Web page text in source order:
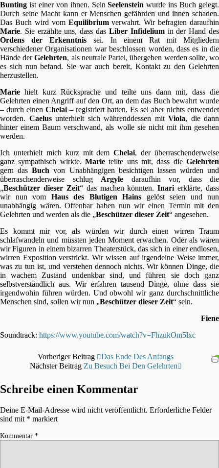
Bunting ist einer von ihnen. SeinSeelenstein wurde ins Buch gelegt.
Durch seine Macht kann er Menschen gefährden und ihnen schaden.
Das Buch wird vom Equilibriumverwahrt. Wir befragten daraufhin
Marie. Sie erzählte uns, dass das Liber Infideliumin der Hand des
Ordens der Erkenntnis sei. In einem Rat mit Mitgliedern
verschiedener Organisationen war beschlossen worden, dass es in die
Hände derGelehrten, als neutrale Partei, übergeben werden sollte, wo
es sich nun befand. Sie war auch bereit, Kontakt zu den Gelehrten
herzustellen.
Marie hielt kurz Rücksprache und teilte uns dann mit, dass die
Gelehrten einen Angriff auf den Ort, an dem das Buch bewahrt wurde
– durch einen Chelai – registriert hatten. Es sei aber nichts entwendet
worden. Caelusunterhielt sich währenddessen mit Viola, die dann
hinter einem Baum verschwand, als wolle sie nicht mit ihm gesehen
werden.
Ich unterhielt mich kurz mit demChelai, der überraschenderweise
ganz sympathisch wirkte. Marie teilte uns mit, dass die Gelehrten
gern dasBuch von Unabhängigen besichtigen lassen würden und
überraschenderweise schlug Argyle daraufhin vor, dass die
„Beschützer dieser Zeit“ das machen könnten.Inari erklärte, dass
wir nun vom Haus des Blutigen Hains gelöst seien und nun
unabhängig wären. Offenbar haben nun wir einen Termin mit den
Gelehrten und werden als die „Beschützer dieser Zeit“ angesehen.
Es kommt mir vor, als würden wir durch einen wirren Traum
schlafwandeln und müssten jeden Moment erwachen. Oder als wären
wir Figuren in einem bizarren Theaterstück, das sich in einer endlosen,
wirren Exposition verstrickt. Wir wissen auf irgendeine Weise immer,
was zu tun ist, und verstehen dennoch nichts. Wir können Dinge, die
in wachem Zustand undenkbar sind, und führen sie doch ganz
selbstverständlich aus. Wir erfahren tausend Dinge, ohne dass sie
irgendwohin führen würden. Und obwohl wir ganz durchschnittliche
Menschen sind, sollen wir nun „Beschützer dieser Zeit“ sein.
Fiene
Soundtrack: https://www.youtube.com/watch?v=FhzukOm5lxc
Vorheriger Beitrag
Das Ende Des Anfangs
Nächster Beitrag Zu Besuch Bei Den Gelehrten
Schreibe einen Kommentar
Deine E-Mail-Adresse wird nicht veröffentlicht. Erforderliche Felder
sind mit * markiert
Kommentar *